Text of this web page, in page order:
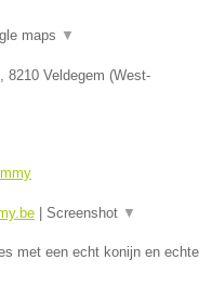
maps ▼
8210 Veldegem (West-
| Screenshot ▼
met een echt konijn en echte